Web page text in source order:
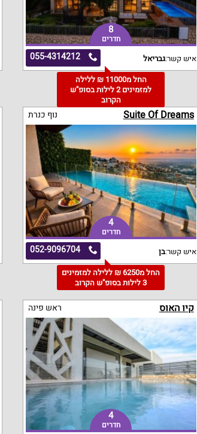
8
חדרים
055-4314212 איש קשר:גבריאל
החל מ11000 ₪ ללילה
למזמינים 2 לילות בסופ"ש
הקרוב
Suite Of Dreams נוף כנרת
4
חדרים
052-9096704 איש קשר:בן
החל מ6250 ₪ ללילה למזמינים
3 לילות בסופ"ש הקרוב
קיו האוס ראש פינה
4
חדרים